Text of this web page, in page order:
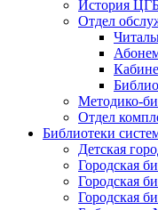
История
Отдел
Методико-
Отдел
Библиотеки
Детская
Городская
Городская
Городская